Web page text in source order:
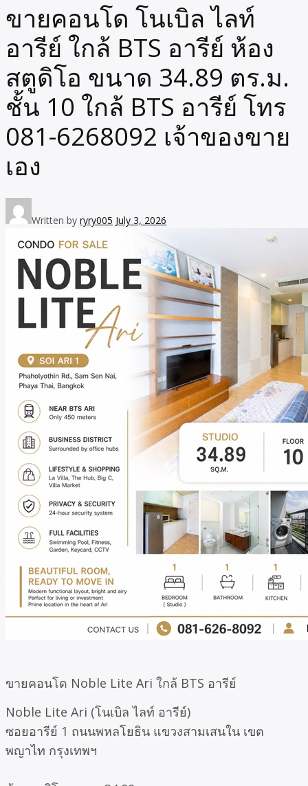
ขายคอนโด โนเบิล ไลท์
อารีย์ ใกล้ BTS อารีย์ ห้อง
สตูดิโอ ขนาด 34.89 ตร.ม.
ชั้น 10 ใกล้ BTS อารีย์ โทร
081-6268092 เจ้าของขาย
เอง
Written by ryry005 July 3, 2026
ขายคอนโด Noble Lite Ari ใกล้ BTS อารีย์
Noble Lite Ari (โนเบิล ไลท์ อารีย์)
ซอยอารีย์ 1 ถนนพหลโยธิน แขวงสามเสนใน เขต
พญาไท กรุงเทพฯ